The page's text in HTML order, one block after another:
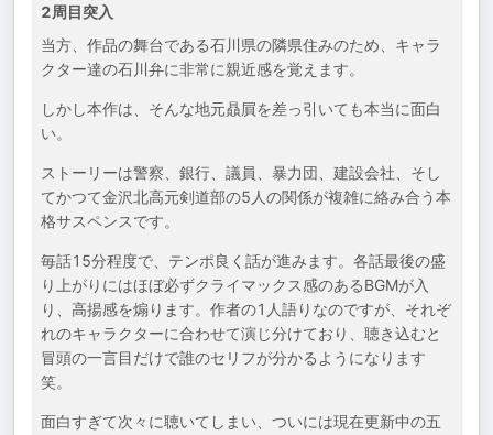
2周目突入
当方、作品の舞台である石川県の隣県住みのため、キャラ
クター達の石川弁に非常に親近感を覚えます。
しかし本作は、そんな地元贔屓を差っ引いても本当に面白
い。
ストーリーは警察、銀行、議員、暴力団、建設会社、そし
てかつて金沢北高元剣道部の5人の関係が複雑に絡み合う本
格サスペンスです。
毎話15分程度で、テンポ良く話が進みます。各話最後の盛
り上がりにはほぼ必ずクライマックス感のあるBGMが入
り、高揚感を煽ります。作者の1人語りなのですが、それぞ
れのキャラクターに合わせて演じ分けており、聴き込むと
冒頭の一言目だけで誰のセリフが分かるようになります
笑。
面白すぎて次々に聴いてしまい、ついには現在更新中の五